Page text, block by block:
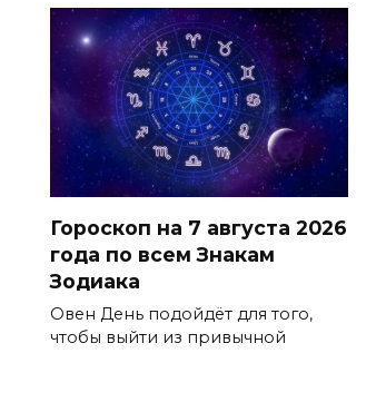
Гороскоп на 7 августа 2026
года по всем Знакам
Зодиака
Овен День подойдёт для того,
чтобы выйти из привычной